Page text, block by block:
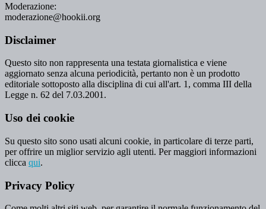
Moderazione:
moderazione@hookii.org
Disclaimer
Questo sito non rappresenta una testata giornalistica e viene
aggiornato senza alcuna periodicità, pertanto non è un prodotto
editoriale sottoposto alla disciplina di cui all'art. 1, comma III della
Legge n. 62 del 7.03.2001.
Uso dei cookie
Su questo sito sono usati alcuni cookie, in particolare di terze parti,
per offrire un miglior servizio agli utenti. Per maggiori informazioni
clicca qui.
Privacy Policy